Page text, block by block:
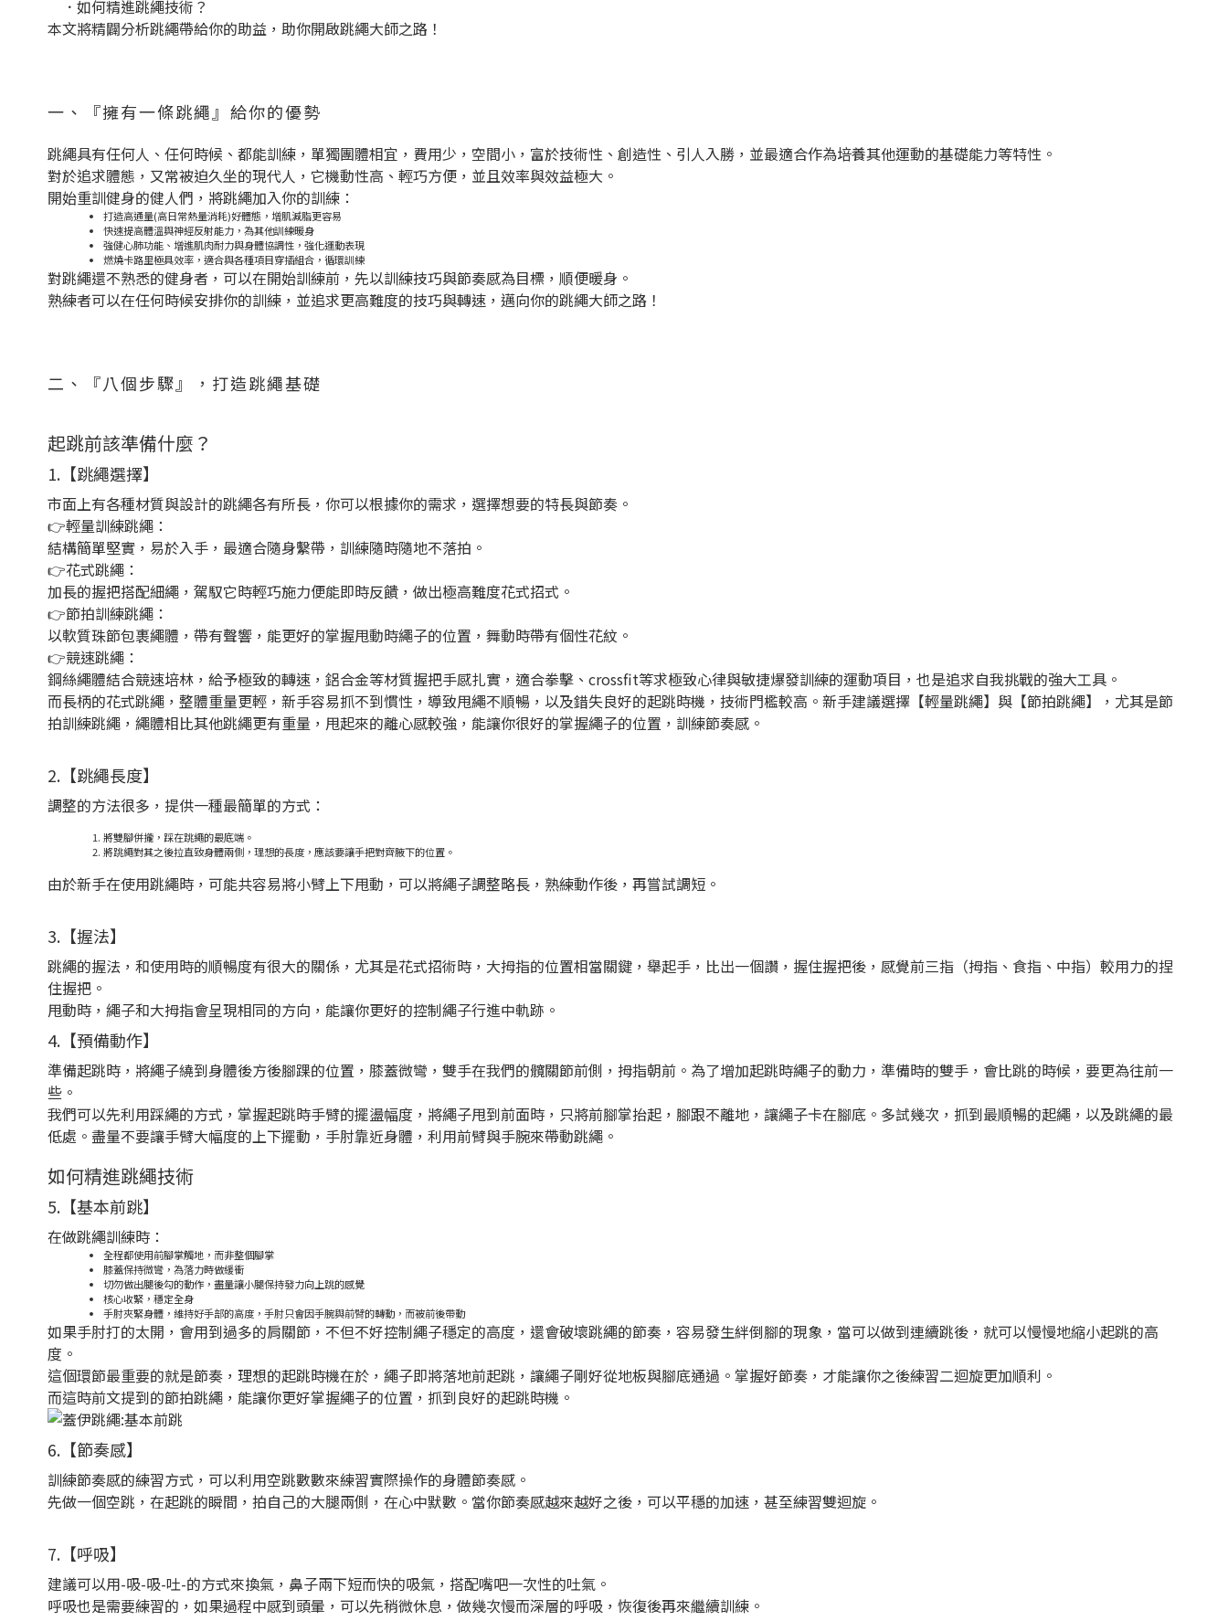
．如何精進跳繩技術？
本文將精闢分析跳繩帶給你的助益，助你開啟跳繩大師之路！
一、『擁有一條跳繩』給你的優勢
跳繩具有任何人、任何時候、都能訓練，單獨團體相宜，費用少，空間小，富於技術性、創造性、引人入勝，並最適合作為培養其他運動的基礎能力等特性。
對於追求體態，又常被迫久坐的現代人，它機動性高、輕巧方便，並且效率與效益極大。
開始重訓健身的健人們，將跳繩加入你的訓練：
打造高通量(高日常熱量消耗)好體態，增肌減脂更容易
快速提高體溫與神經反射能力，為其他訓練暖身
強健心肺功能、增進肌肉耐力與身體協調性，強化運動表現
燃燒卡路里極具效率，適合與各種項目穿插組合，循環訓練
對跳繩還不熟悉的健身者，可以在開始訓練前，先以訓練技巧與節奏感為目標，順便暖身。
熟練者可以在任何時候安排你的訓練，並追求更高難度的技巧與轉速，邁向你的跳繩大師之路！
二、『八個步驟』，打造跳繩基礎
起跳前該準備什麼？
1.【跳繩選擇】
市面上有各種材質與設計的跳繩各有所長，你可以根據你的需求，選擇想要的特長與節奏。
👉輕量訓練跳繩 ：
結構簡單堅實，易於入手，最適合隨身繫帶，訓練隨時隨地不落拍。
👉花式跳繩 ：
加長的握把搭配細繩，駕馭它時輕巧施力便能即時反饋，做出極高難度花式招式。
👉節拍訓練跳繩 ：
以軟質珠節包裹繩體，帶有聲響，能更好的掌握甩動時繩子的位置，舞動時帶有個性花紋。
👉競速跳繩 ：
鋼絲繩體結合競速培林，給予極致的轉速，鋁合金等材質握把手感扎實，適合拳擊、crossfit等求極致心律與敏捷爆發訓練的運動項目，也是追求自我挑戰的強大工具。
而長柄的花式跳繩，整體重量更輕，新手容易抓不到慣性，導致甩繩不順暢，以及錯失良好的起跳時機，技術門檻較高。新手建議選擇【輕量跳繩】與【節拍跳繩】，尤其是節
拍訓練跳繩，繩體相比其他跳繩更有重量，甩起來的離心感較強，能讓你很好的掌握繩子的位置，訓練節奏感。
2.【跳繩長度】
調整的方法很多，提供一種最簡單的方式：
將雙腳併攏，踩在跳繩的最底端。
將跳繩對其之後拉直致身體兩側，理想的長度，應該要讓手把對齊腋下的位置。
由於新手在使用跳繩時，可能共容易將小臂上下甩動，可以將繩子調整略長，熟練動作後，再嘗試調短。
3.【握法】
跳繩的握法，和使用時的順暢度有很大的關係，尤其是花式招術時，大拇指的位置相當關鍵，舉起手，比出一個讚，握住握把後，感覺前三指（拇指、食指、中指）較用力的捏
住握把。
甩動時，繩子和大拇指會呈現相同的方向，能讓你更好的控制繩子行進中軌跡。
4.【預備動作】
準備起跳時，將繩子繞到身體後方後腳踝的位置，膝蓋微彎，雙手在我們的髖關節前側，拇指朝前。為了增加起跳時繩子的動力，準備時的雙手，會比跳的時候，要更為往前一
些。
我們可以先利用踩繩的方式，掌握起跳時手臂的擺盪幅度，將繩子甩到前面時，只將前腳掌抬起，腳跟不離地，讓繩子卡在腳底。多試幾次，抓到最順暢的起繩，以及跳繩的最
低處。盡量不要讓手臂大幅度的上下擺動，手肘靠近身體，利用前臂與手腕來帶動跳繩。
如何精進跳繩技術
5.【基本前跳】
在做跳繩訓練時：
全程都使用前腳掌觸地，而非整個腳掌
膝蓋保持微彎，為落力時做緩衝
切勿做出腿後勾的動作，盡量讓小腿保持發力向上跳的感覺
核心收緊，穩定全身
手肘夾緊身體，維持好手部的高度，手肘只會因手腕與前臂的轉動，而被前後帶動
如果手肘打的太開，會用到過多的肩關節，不但不好控制繩子穩定的高度，還會破壞跳繩的節奏，容易發生絆倒腳的現象，當可以做到連續跳後，就可以慢慢地縮小起跳的高
度。
這個環節最重要的就是節奏，理想的起跳時機在於，繩子即將落地前起跳，讓繩子剛好從地板與腳底通過。掌握好節奏，才能讓你之後練習二迴旋更加順利。
而這時前文提到的節拍跳繩，能讓你更好掌握繩子的位置，抓到良好的起跳時機。
6.【節奏感】
訓練節奏感的練習方式，可以利用空跳數數來練習實際操作的身體節奏感。
先做一個空跳，在起跳的瞬間，拍自己的大腿兩側，在心中默數。當你節奏感越來越好之後，可以平穩的加速，甚至練習雙迴旋。
7.【呼吸】
建議可以用-吸-吸-吐-的方式來換氣，鼻子兩下短而快的吸氣，搭配嘴吧一次性的吐氣。
呼吸也是需要練習的，如果過程中感到頭暈，可以先稍微休息，做幾次慢而深層的呼吸，恢復後再來繼續訓練。